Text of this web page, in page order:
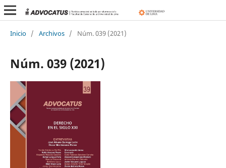
Inicio / Archivos / Núm. 039 (2021)
Núm. 039 (2021)